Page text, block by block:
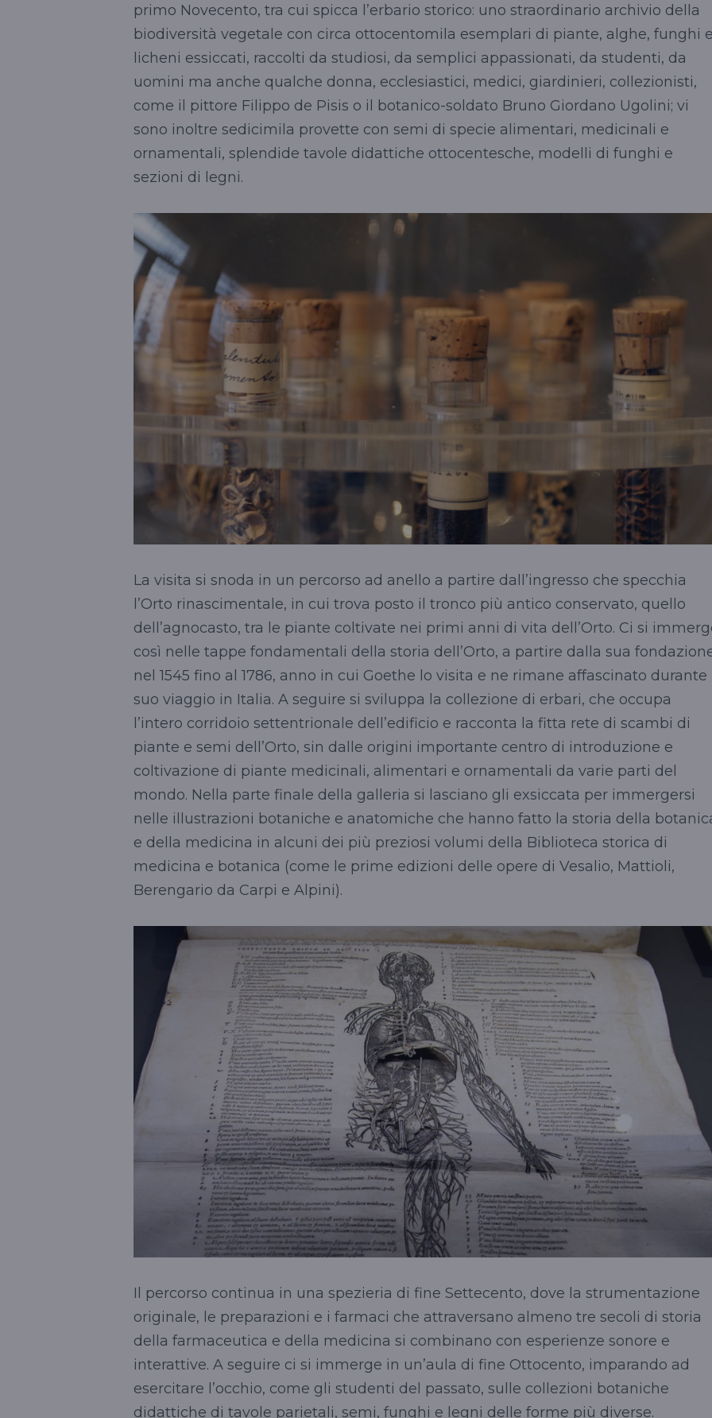
primo Novecento, tra cui spicca l’erbario storico: uno straordinario archivio della
biodiversità vegetale con circa ottocentomila esemplari di piante, alghe, funghi
licheni essiccati, raccolti da studiosi, da semplici appassionati, da studenti, da
uomini ma anche qualche donna, ecclesiastici, medici, giardinieri, collezionisti,
come il pittore Filippo de Pisis o il botanico-soldato Bruno Giordano Ugolini; vi
sono inoltre sedicimila provette con semi di specie alimentari, medicinali e
ornamentali, splendide tavole didattiche ottocentesche, modelli di funghi e
sezioni di legni.
La visita si snoda in un percorso ad anello a partire dall’ingresso che specchia
l’Orto rinascimentale, in cui trova posto il tronco più antico conservato, quello
dell’agnocasto, tra le piante coltivate nei primi anni di vita dell’Orto. Ci si
così nelle tappe fondamentali della storia dell’Orto, a partire dalla sua
nel 1545 fino al 1786, anno in cui Goethe lo visita e ne rimane affascinato durante
suo viaggio in Italia. A seguire si sviluppa la collezione di erbari, che occupa
l’intero corridoio settentrionale dell’edificio e racconta la fitta rete di scambi di
piante e semi dell’Orto, sin dalle origini importante centro di introduzione e
coltivazione di piante medicinali, alimentari e ornamentali da varie parti del
mondo. Nella parte finale della galleria si lasciano gli exsiccata per immergersi
nelle illustrazioni botaniche e anatomiche che hanno fatto la storia della
e della medicina in alcuni dei più preziosi volumi della Biblioteca storica di
medicina e botanica (come le prime edizioni delle opere di Vesalio, Mattioli,
Berengario da Carpi e Alpini).
Il percorso continua in una spezieria di fine Settecento, dove la strumentazione
originale, le preparazioni e i farmaci che attraversano almeno tre secoli di storia
della farmaceutica e della medicina si combinano con esperienze sonore e
interattive. A seguire ci si immerge in un’aula di fine Ottocento, imparando ad
esercitare l’occhio, come gli studenti del passato, sulle collezioni botaniche
didattiche di tavole parietali, semi, funghi e legni delle forme più diverse.